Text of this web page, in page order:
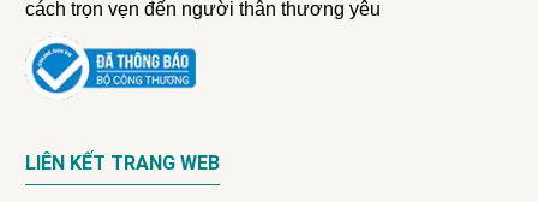
cách trọn vẹn đến người thân thương yêu
LIÊN KẾT TRANG WEB